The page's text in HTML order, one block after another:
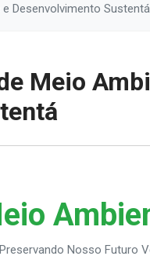
Desenvolvimento Sustentá
Meio
Nosso Futuro